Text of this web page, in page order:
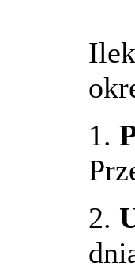
1.
2.